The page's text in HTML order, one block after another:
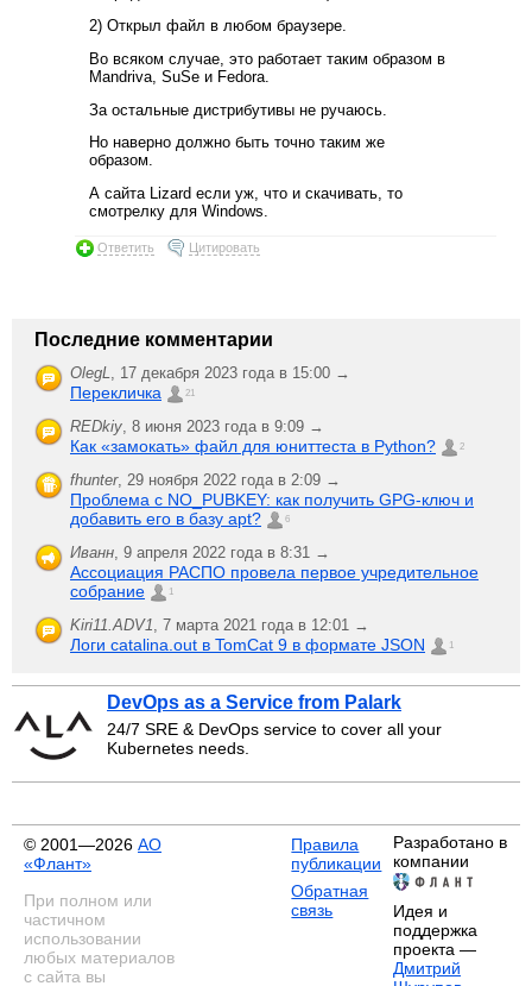
2) Открыл файл в любом браузере.
Во всяком случае, это работает таким образом в
Mandriva, SuSe и Fedora.
За остальные дистрибутивы не ручаюсь.
Но наверно должно быть точно таким же
образом.
А сайта Lizard если уж, что и скачивать, то
смотрелку для Windows.
Ответить Цитировать
Последние комментарии
OlegL 17 декабря 2023 года в 15:00 →
Перекличка 21
REDkiy 8 июня 2023 года в 9:09 →
Как «замокать» файл для юниттеста в Python? 2
fhunter, 29 ноября 2022 года в 2:09 →
Проблема с NO_PUBKEY: как получить GPG-ключ и
добавить его в базу apt?
6
Иванн 9 апреля 2022 года в 8:31 →
Ассоциация РАСПО провела первое учредительное
собрание
1
Kiri11.ADV1 7 марта 2021 года в 12:01 →
Логи catalina.out в TomCat 9 в формате JSON 1
DevOps as a Service from Palark
24/7 SRE & DevOps service to cover all your
Kubernetes needs.
© 2001—2026 АО
«Флант»
При полном или
частичном
использовании
любых материалов
с сайта вы
Правила
публикации
Обратная
связь
Разработано в
компании
Идея и
поддержка
проекта —
Дмитрий